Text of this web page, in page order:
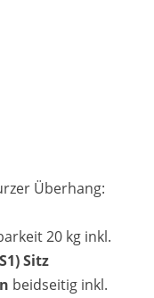
Überhang:
20 kg inkl.
Sitz
beidseitig inkl.